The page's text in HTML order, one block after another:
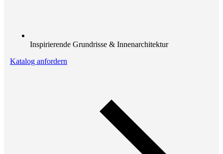
Inspirierende Grundrisse & Innenarchitektur
Katalog anfordern